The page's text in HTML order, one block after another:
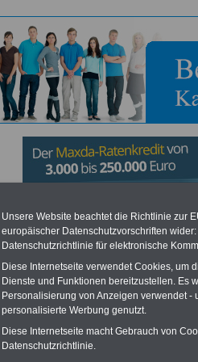
Deutscher
Bonn
Vorteile für den öffentlichen
Vergleichen und sparen
Unsere Website beachtet die Richtlinie zur
europäischer Datenschutzvorschriften
Datenschutzrichtlinie für elektronische
Diese Internetseite verwendet Cookies, um
Dienste und Funktionen bereitzustellen. Es
Personalisierung von Anzeigen verwendet
personalisierte Werbung genutzt.
Diese Internetseite macht Gebrauch von
Datenschutzrichtlinie.